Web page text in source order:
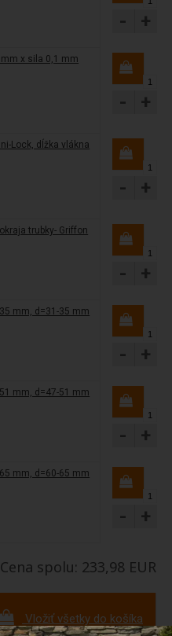
- +
x sila 0,1 mm
- +
Lock, dĺžka vlákna
- +
trubky- Griffon
- +
mm, d=31-35 mm
- +
mm, d=47-51 mm
- +
mm, d=60-65 mm
- +
Cena spolu: 233,98 EUR
Vložiť všetky do košíka